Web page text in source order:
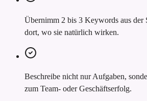
Übernimm 2 bis 3 Keywords aus der
dort, wo sie natürlich wirken.
Beschreibe nicht nur Aufgaben,
zum Team- oder Geschäftserfolg.